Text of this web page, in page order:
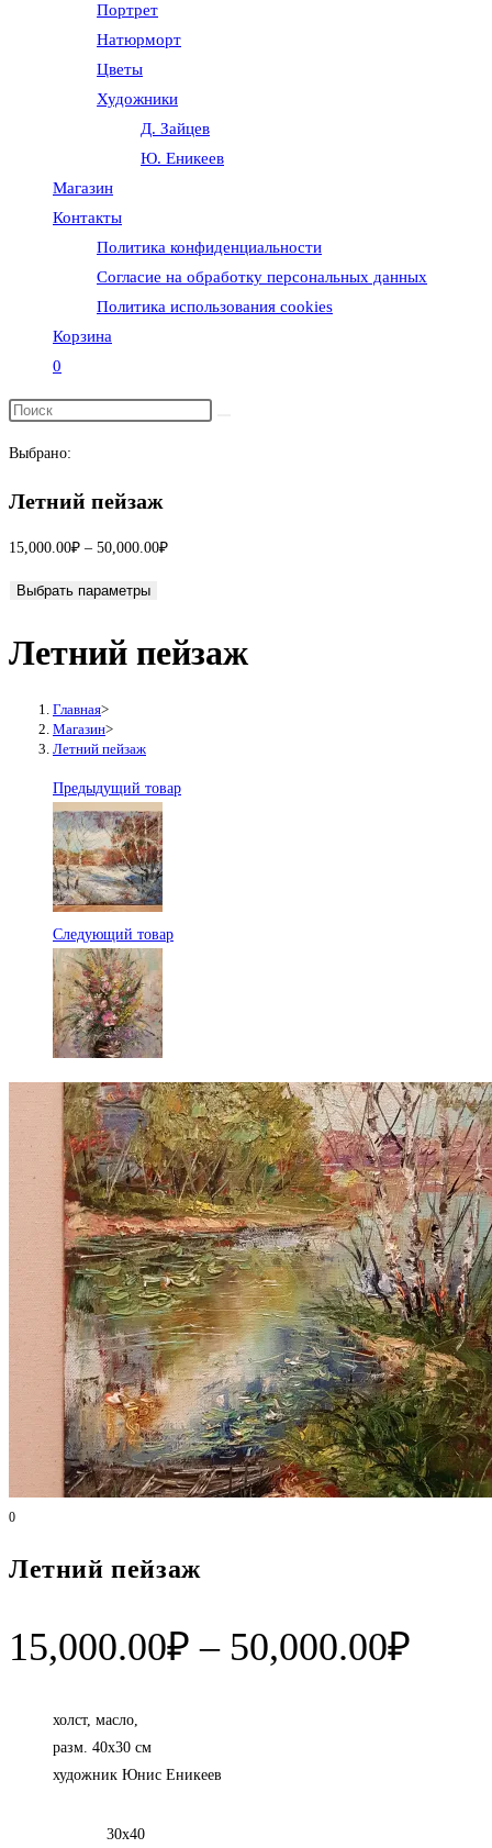
Портрет
Натюрморт
Цветы
Художники
Д. Зайцев
Ю. Еникеев
Магазин
Контакты
Политика конфиденциальности
Согласие на обработку персональных данных
Политика использования cookies
Корзина
0
поиск
по
сайту
Выбрано:
Летний пейзаж
15,000.00₽ – 50,000.00₽Диапазон
50,000.00₽
Выбрать параметры
Летний пейзаж
Главная>
Магазин>
Летний пейзаж
Предыдущий товар
Следующий товар
0
Летний пейзаж
15,000.00₽ – 50,000.00₽
холст, масло,
разм. 40х30 см
художник Юнис Еникеев
30х40